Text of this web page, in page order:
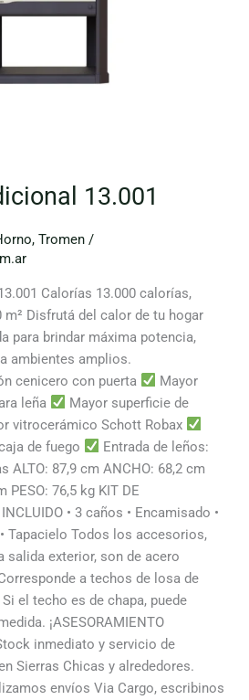
13.001
,Tromen /
Calorías 13.000 calorías,
Disfrutá del calor de tu hogar
para brindar máxima potencia,
ambientes amplios.
cenicero con puerta
Mayor
leña
Mayor superficie de
vitrocerámico Schott Robax
de fuego
Entrada de leños:
ALTO: 87,9 cm ANCHO: 68,2 cm
PESO: 76,5 kg KIT DE
• 3 caños • Encamisado •
Tapacielo Todos los accesorios,
exterior, son de acero
a techos de losa de
el techo es de chapa, puede
¡ASESORAMIENTO
inmediato y servicio de
Sierras Chicas y alrededores.
envíos Via Cargo, escribinos